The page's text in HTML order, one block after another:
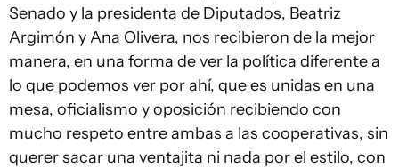
Senado y la presidenta de Diputados, Beatriz
Argimón y Ana Olivera, nos recibieron de la mejor
manera, en una forma de ver la política diferente a
lo que podemos ver por ahí, que es unidas en una
mesa, oficialismo y oposición recibiendo con
mucho respeto entre ambas a las cooperativas, sin
querer sacar una ventajita ni nada por el estilo, con